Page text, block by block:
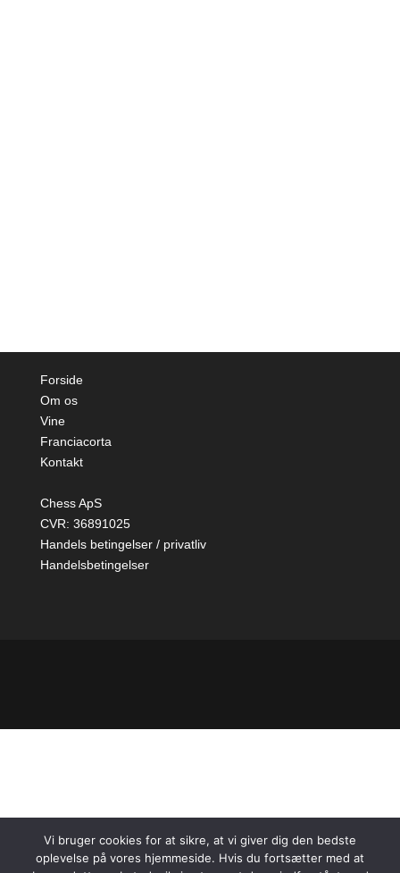
Forside
Om os
Vine
Franciacorta
Kontakt
Chess ApS
CVR: 36891025
Handels betingelser / privatliv
Handelsbetingelser
Vi bruger cookies for at sikre, at vi giver dig den bedste
oplevelse på vores hjemmeside. Hvis du fortsætter med at